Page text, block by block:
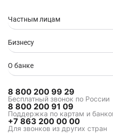
Частным лицам
Бизнесу
О банке
8 800 200 99 29
Бесплатный звонок по России
8 800 200 91 09
Поддержка по картам и
+7 863 200 00 00
Для звонков из других стран